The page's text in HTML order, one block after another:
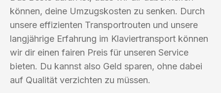
können, deine Umzugskosten zu senken. Durch
unsere effizienten Transportrouten und unsere
langjährige Erfahrung im Klaviertransport können
wir dir einen fairen Preis für unseren Service
bieten. Du kannst also Geld sparen, ohne dabei
auf Qualität verzichten zu müssen.